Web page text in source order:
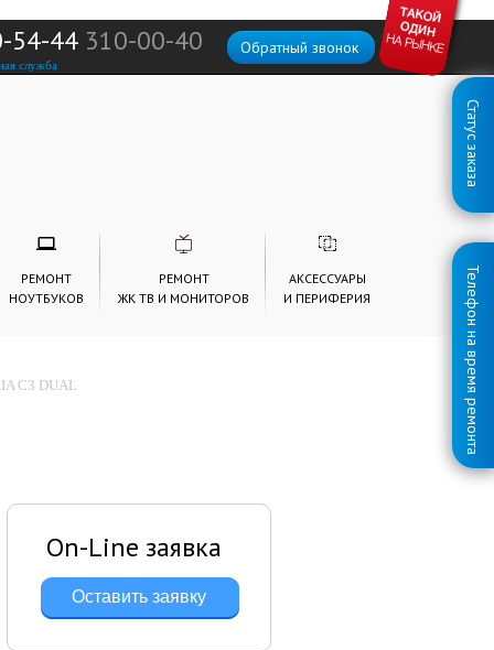
Статус заказа
Телефон на время ремонта
Обратный звонок
54-44 310-00-40
служба
РЕМОНТ
НОУТБУКОВ
РЕМОНТ
ЖК ТВ И МОНИТОРОВ
АКСЕССУАРЫ
И ПЕРИФЕРИЯ
C3 DUAL
On-Line заявка
Оставить заявку